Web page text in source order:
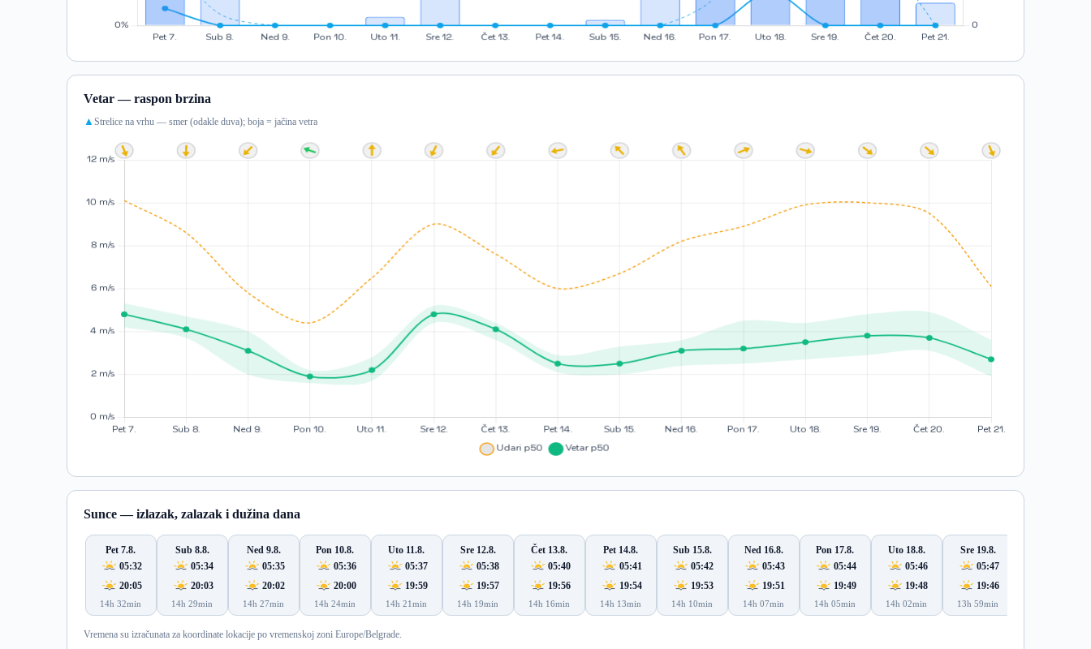
Vetar — raspon brzina
▲Strelice na vrhu — smer (odakle duva); boja = jačina vetra
Sunce — izlazak, zalazak i dužina dana
Pet 7.8.
05:32
20:05
14h 32min
Sub 8.8.
05:34
20:03
14h 29min
Ned 9.8.
05:35
20:02
14h 27min
Pon 10.8.
05:36
20:00
14h 24min
Uto 11.8.
05:37
19:59
14h 21min
Sre 12.8.
05:38
19:57
14h 19min
Čet 13.8.
05:40
19:56
14h 16min
Pet 14.8.
05:41
19:54
14h 13min
Sub 15.8.
05:42
19:53
14h 10min
Ned 16.8.
05:43
19:51
14h 07min
Pon 17.8.
05:44
19:49
14h 05min
Uto 18.8.
05:46
19:48
14h 02min
Sre 19.8.
05:47
19:46
13h 59min
Vremena su izračunata za koordinate lokacije po vremenskoj zoni Europe/Belgrade.